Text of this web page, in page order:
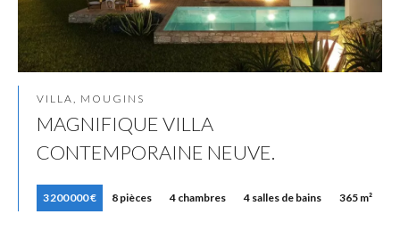
VILLA, MOUGINS
MAGNIFIQUE VILLA
CONTEMPORAINE NEUVE.
3 200 000 € 8 pièces 4 chambres 4 salles de bains 365 m²